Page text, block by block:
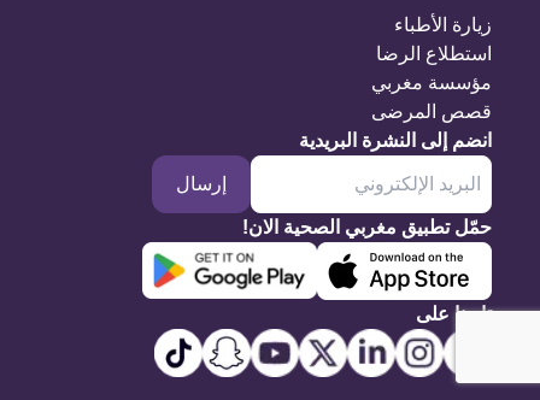
زيارة الأطباء
استطلاع الرضا
مؤسسة مغربي
قصص المرضى
انضم إلى النشرة البريدية
إرسال
حمّل تطبيق مغربي الصحية الان!
تابعنا على